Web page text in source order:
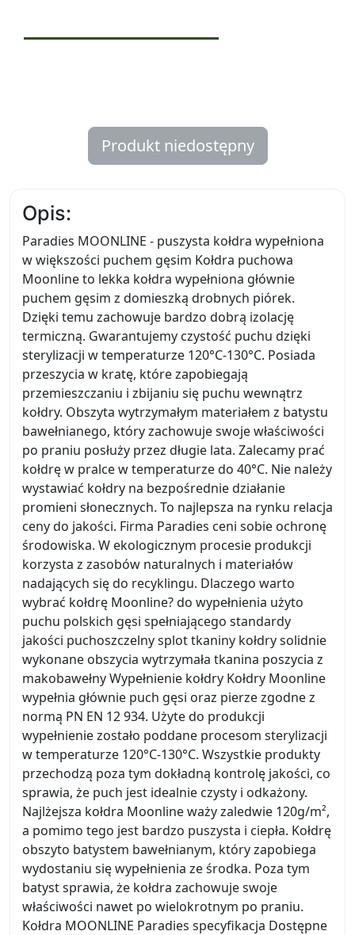
Produkt niedostępny
Opis:
Paradies MOONLINE - puszysta kołdra wypełniona
w większości puchem gęsim Kołdra puchowa
Moonline to lekka kołdra wypełniona głównie
puchem gęsim z domieszką drobnych piórek.
Dzięki temu zachowuje bardzo dobrą izolację
termiczną. Gwarantujemy czystość puchu dzięki
sterylizacji w temperaturze 120°C-130°C. Posiada
przeszycia w kratę, które zapobiegają
przemieszczaniu i zbijaniu się puchu wewnątrz
kołdry. Obszyta wytrzymałym materiałem z batystu
bawełnianego, który zachowuje swoje właściwości
po praniu posłuży przez długie lata. Zalecamy prać
kołdrę w pralce w temperaturze do 40°C. Nie należy
wystawiać kołdry na bezpośrednie działanie
promieni słonecznych. To najlepsza na rynku relacja
ceny do jakości. Firma Paradies ceni sobie ochronę
środowiska. W ekologicznym procesie produkcji
korzysta z zasobów naturalnych i materiałów
nadających się do recyklingu. Dlaczego warto
wybrać kołdrę Moonline? do wypełnienia użyto
puchu polskich gęsi spełniającego standardy
jakości puchoszczelny splot tkaniny kołdry solidnie
wykonane obszycia wytrzymała tkanina poszycia z
makobawełny Wypełnienie kołdry Kołdry Moonline
wypełnia głównie puch gęsi oraz pierze zgodne z
normą PN EN 12 934. Użyte do produkcji
wypełnienie zostało poddane procesom sterylizacji
w temperaturze 120°C-130°C. Wszystkie produkty
przechodzą poza tym dokładną kontrolę jakości, co
sprawia, że puch jest idealnie czysty i odkażony.
Najlżejsza kołdra Moonline waży zaledwie 120g/m²,
a pomimo tego jest bardzo puszysta i ciepła. Kołdrę
obszyto batystem bawełnianym, który zapobiega
wydostaniu się wypełnienia ze środka. Poza tym
batyst sprawia, że kołdra zachowuje swoje
właściwości nawet po wielokrotnym po praniu.
Kołdra MOONLINE Paradies specyfikacja Dostępne